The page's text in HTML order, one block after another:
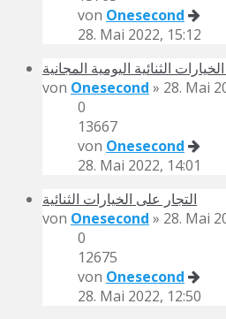
von Onesecond
28. Mai 2022, 15:12
الثنائية اليومية المجانية
von Onesecond » 28. Mai
0
13667
von Onesecond
28. Mai 2022, 14:01
التجار على الخيارات الثنائية
von Onesecond » 28. Mai
0
12675
von Onesecond
28. Mai 2022, 12:50